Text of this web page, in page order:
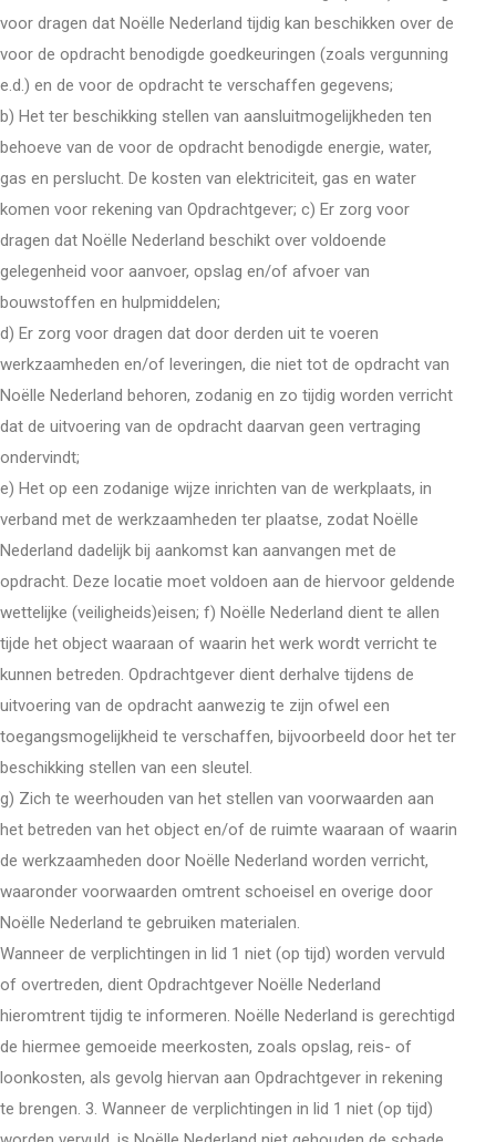
voor dragen dat Noëlle Nederland tijdig kan beschikken over de
voor de opdracht benodigde goedkeuringen (zoals vergunning
e.d.) en de voor de opdracht te verschaffen gegevens;
b) Het ter beschikking stellen van aansluitmogelijkheden ten
behoeve van de voor de opdracht benodigde energie, water,
gas en perslucht. De kosten van elektriciteit, gas en water
komen voor rekening van Opdrachtgever; c) Er zorg voor
dragen dat Noëlle Nederland beschikt over voldoende
gelegenheid voor aanvoer, opslag en/of afvoer van
bouwstoffen en hulpmiddelen;
d) Er zorg voor dragen dat door derden uit te voeren
werkzaamheden en/of leveringen, die niet tot de opdracht van
Noëlle Nederland behoren, zodanig en zo tijdig worden verricht
dat de uitvoering van de opdracht daarvan geen vertraging
ondervindt;
e) Het op een zodanige wijze inrichten van de werkplaats, in
verband met de werkzaamheden ter plaatse, zodat Noëlle
Nederland dadelijk bij aankomst kan aanvangen met de
opdracht. Deze locatie moet voldoen aan de hiervoor geldende
wettelijke (veiligheids)eisen; f) Noëlle Nederland dient te allen
tijde het object waaraan of waarin het werk wordt verricht te
kunnen betreden. Opdrachtgever dient derhalve tijdens de
uitvoering van de opdracht aanwezig te zijn ofwel een
toegangsmogelijkheid te verschaffen, bijvoorbeeld door het ter
beschikking stellen van een sleutel.
g) Zich te weerhouden van het stellen van voorwaarden aan
het betreden van het object en/of de ruimte waaraan of waarin
de werkzaamheden door Noëlle Nederland worden verricht,
waaronder voorwaarden omtrent schoeisel en overige door
Noëlle Nederland te gebruiken materialen.
Wanneer de verplichtingen in lid 1 niet (op tijd) worden vervuld
of overtreden, dient Opdrachtgever Noëlle Nederland
hieromtrent tijdig te informeren. Noëlle Nederland is gerechtigd
de hiermee gemoeide meerkosten, zoals opslag, reis- of
loonkosten, als gevolg hiervan aan Opdrachtgever in rekening
te brengen. 3. Wanneer de verplichtingen in lid 1 niet (op tijd)